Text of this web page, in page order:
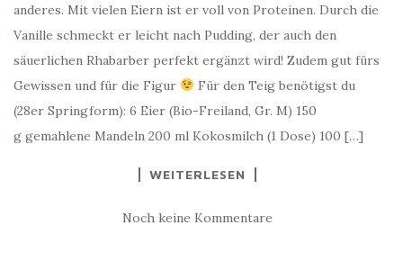
anderes. Mit vielen Eiern ist er voll von Proteinen. Durch die
Vanille schmeckt er leicht nach Pudding, der auch den
säuerlichen Rhabarber perfekt ergänzt wird! Zudem gut fürs
Gewissen und für die Figur
Für den Teig benötigst du
(28er Springform): 6 Eier (Bio-Freiland, Gr. M) 150
g gemahlene Mandeln 200 ml Kokosmilch (1 Dose) 100 […]
WEITERLESEN
Noch keine Kommentare